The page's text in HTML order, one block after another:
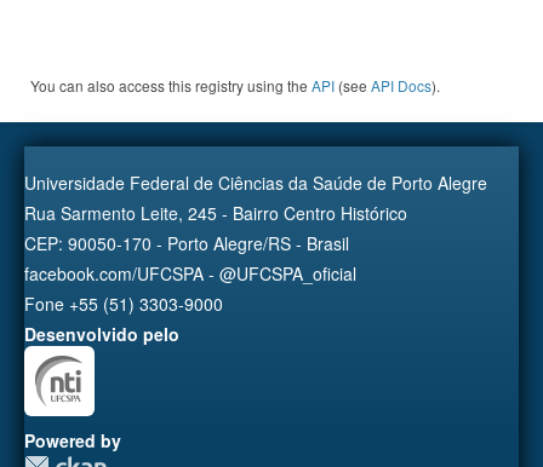
You can also access this registry using the API (see API Docs).
Universidade Federal de Ciências da Saúde de Porto Alegre
Rua Sarmento Leite, 245 - Bairro Centro Histórico
CEP: 90050-170 - Porto Alegre/RS - Brasil
facebook.com/UFCSPA - @UFCSPA_oficial
Fone +55 (51) 3303-9000
Desenvolvido pelo
Powered by